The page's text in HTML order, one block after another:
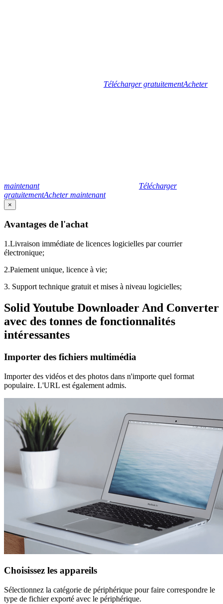
Télécharger gratuitementAcheter
maintenant
Télécharger
gratuitementAcheter maintenant
×
Avantages de l'achat
1.Livraison immédiate de licences logicielles par courrier
électronique;
2.Paiement unique, licence à vie;
3. Support technique gratuit et mises à niveau logicielles;
Solid Youtube Downloader And Converter
avec des tonnes de fonctionnalités
intéressantes
Importer des fichiers multimédia
Importer des vidéos et des photos dans n'importe quel format
populaire. L'URL est également admis.
Choisissez les appareils
Sélectionnez la catégorie de périphérique pour faire correspondre le
type de fichier exporté avec le périphérique.